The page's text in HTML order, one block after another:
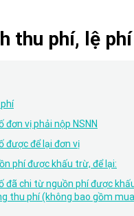
thu phí, lệ phí
đơn vị phải nộp NSNN
được để lại đơn vị
phí được khấu trừ, để lại:
đã chi từ nguồn phí được
thu phí (không bao gồm mua